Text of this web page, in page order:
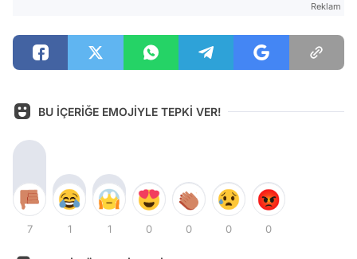
Reklam
BU İÇERİĞE EMOJİYLE TEPKİ VER!
7 1 1 0 0 0 0